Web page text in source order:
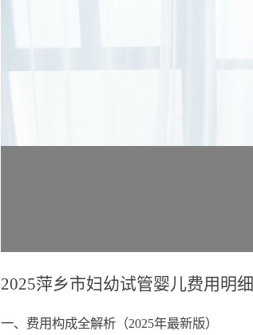
2025萍乡市妇幼试管婴儿费用明细
一、费用构成全解析（2025年最新版）